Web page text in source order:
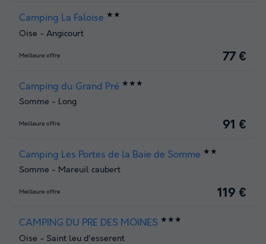
Camping La Faloise ★★
Oise - Angicourt
Meilleure offre 77 €
Camping du Grand Pré ★★★
Somme - Long
Meilleure offre 91 €
Camping Les Portes de la Baie de Somme ★★
Somme - Mareuil caubert
Meilleure offre 119 €
CAMPING DU PRE DES MOINES ★★★
Oise - Saint leu d'esserent